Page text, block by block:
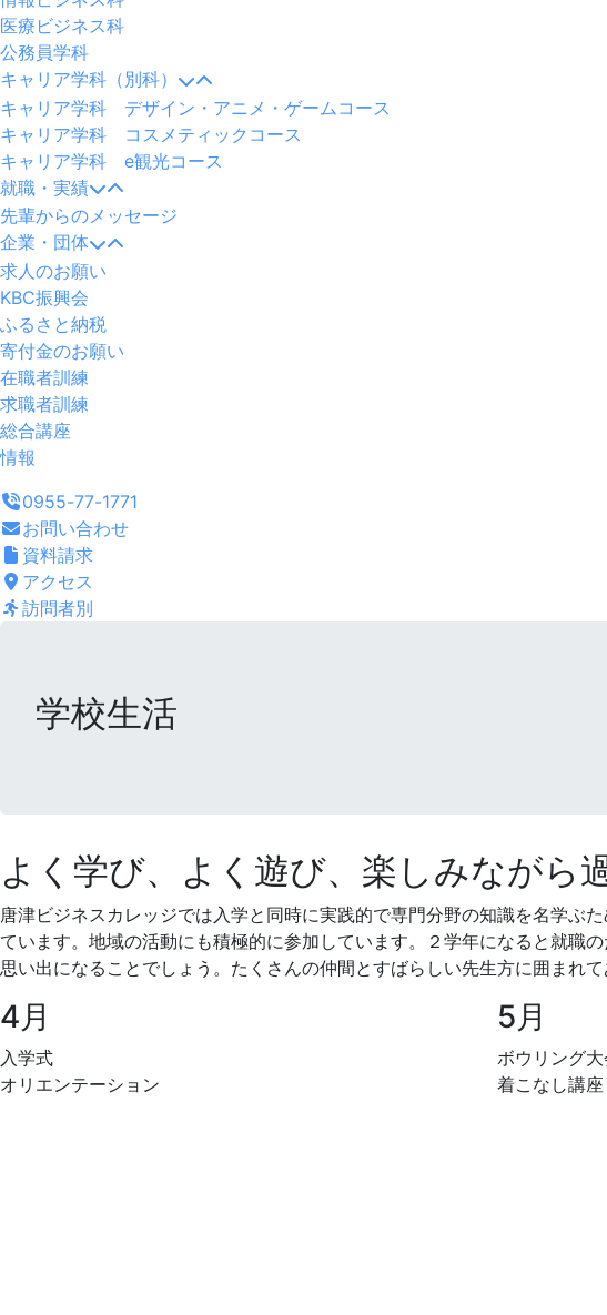
医療ビジネス科
公務員学科
キャリア学科（別科）
キャリア学科 デザイン・アニメ・ゲームコース
キャリア学科 コスメティックコース
キャリア学科 e観光コース
就職・実績
先輩からのメッセージ
企業・団体
求人のお願い
KBC振興会
ふるさと納税
寄付金のお願い
在職者訓練
求職者訓練
総合講座
情報
0955-77-1771
お問い合わせ
資料請求
アクセス
訪問者別
学校生活
学
校
生
活
2024
よく学び、よく遊び、楽しみながら
唐津ビジネスカレッジでは入学と同時に実践的で専門分野の知識を名学ぶ
ています。地域の活動にも積極的に参加しています。２学年になると就職
思い出になることでしょう。たくさんの仲間とすばらしい先生方に囲まれ
4月
入学式
オリエンテーション
5月
ボウリング大
着こなし講座